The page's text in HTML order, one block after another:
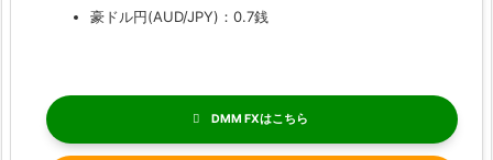
豪ドル円(AUD/JPY)：0.7銭
DMM FX